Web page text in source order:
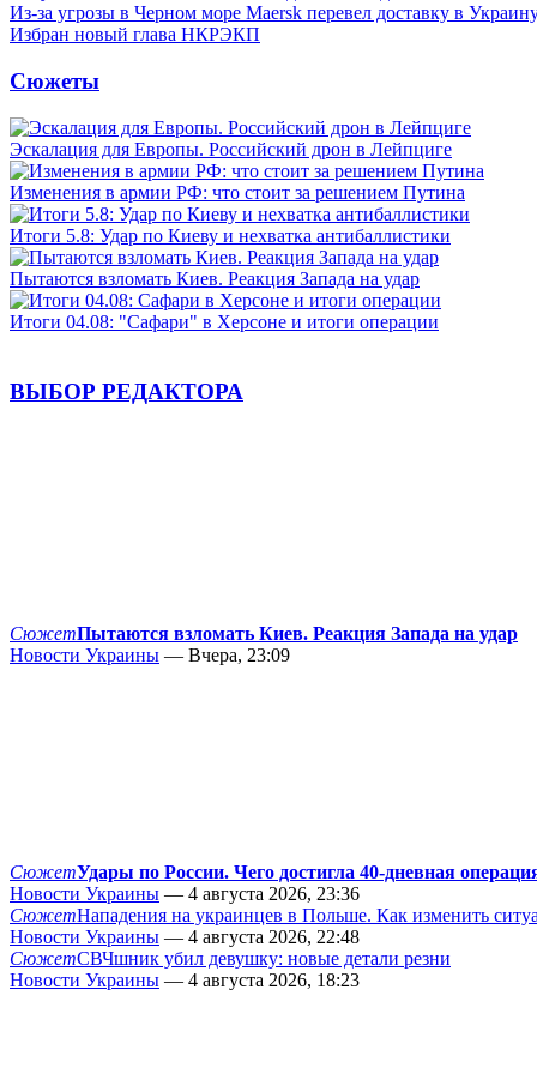
Из-за угрозы в Черном море Maersk перевел доставку в
Избран новый глава НКРЭКП
Сюжеты
Эскалация для Европы. Российский дрон в Лейпциге
Изменения в армии РФ: что стоит за решением Путина
Итоги 5.8: Удар по Киеву и нехватка антибаллистики
Пытаются взломать Киев. Реакция Запада на удар
Итоги 04.08: "Сафари" в Херсоне и итоги операции
ВЫБОР РЕДАКТОРА
СюжетПытаются взломать Киев. Реакция Запада на удар
Новости Украины — Вчера, 23:09
СюжетУдары по России. Чего достигла 40-дневная
Новости Украины — 4 августа 2026, 23:36
СюжетНападения на украинцев в Польше. Как изменить
Новости Украины — 4 августа 2026, 22:48
СюжетСВЧшник убил девушку: новые детали резни
Новости Украины — 4 августа 2026, 18:23